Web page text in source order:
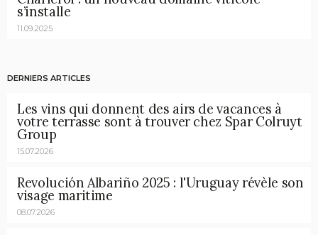
s’installe
11.09.2025
DERNIERS ARTICLES
Les vins qui donnent des airs de vacances à
votre terrasse sont à trouver chez Spar Colruyt
Group
15.07.2026
Revolución Albariño 2025 : l'Uruguay révèle son
visage maritime
08.07.2026